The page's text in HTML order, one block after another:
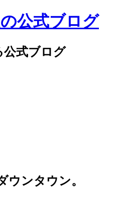
公式ブログ
ウンタウン。